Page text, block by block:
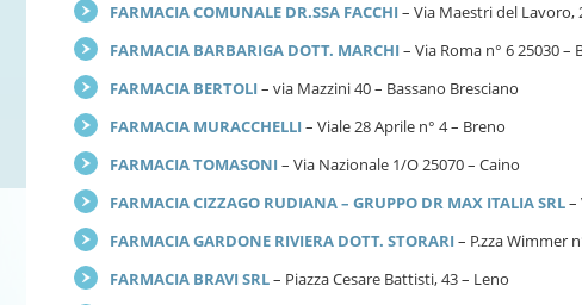
FARMACIA COMUNALE DR.SSA FACCHI– Via Maestri del Lavoro,
FARMACIA BARBARIGA DOTT. MARCHI– Via Roma n° 6 25030 –
FARMACIA BERTOLI– via Mazzini 40 – Bassano Bresciano
FARMACIA MURACCHELLI– Viale 28 Aprile n° 4 – Breno
FARMACIA TOMASONI– Via Nazionale 1/O 25070 – Caino
FARMACIA CIZZAGO RUDIANA – GRUPPO DR MAX ITALIA SRL–
FARMACIA GARDONE RIVIERA DOTT. STORARI– P.zza Wimmer
FARMACIA BRAVI SRL– Piazza Cesare Battisti, 43 – Leno